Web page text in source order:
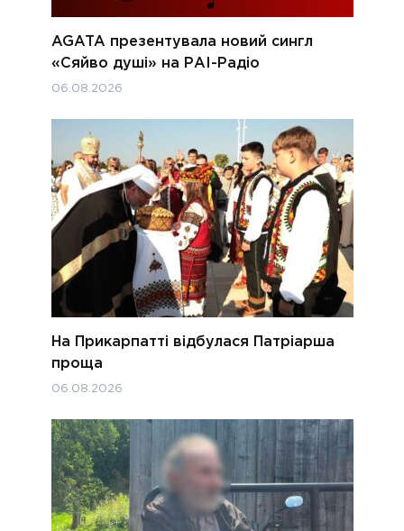
AGATA презентувала новий сингл
«Сяйво душі» на РАІ-Радіо
06.08.2026
На Прикарпатті відбулася Патріарша
проща
06.08.2026